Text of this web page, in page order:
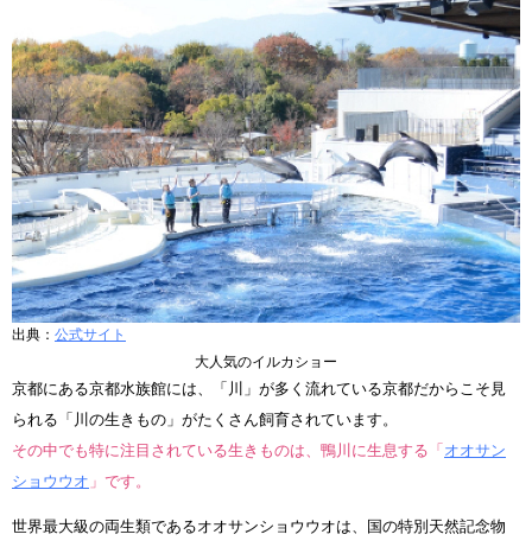
出典： 公式サイト
大人気のイルカショー
京都にある京都水族館には、「川」が多く流れている京都だからこそ見
られる「川の生きもの」がたくさん飼育されています。
その中でも特に注目されている生きものは、鴨川に生息する「 オオサン
ショウウオ 」です。
世界最大級の両生類であるオオサンショウウオは、国の特別天然記念物